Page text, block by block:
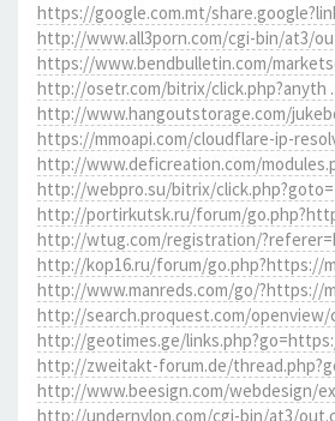
https://google.com.mt/
http://www.all3porn.com/cgi-bin/at3/
https://www.bendbulletin.com/
http://osetr.com/bitrix/click.php?anyth
http://www.hangoutstorage.com/
https://mmoapi.com/cloudflare-ip-
http://www.deficreation.com/
http://webpro.su/bitrix/click.php?goto=
http://portirkutsk.ru/forum/
http://wtug.com/registration/
http://kop16.ru/forum/go.php?https://
http://www.manreds.com/go/?https://
http://search.proquest.com/openview/
http://geotimes.ge/
http://zweitakt-forum.de/
http://www.beesign.com/webdesign/
http://undernylon.com/cgi-bin/at3/